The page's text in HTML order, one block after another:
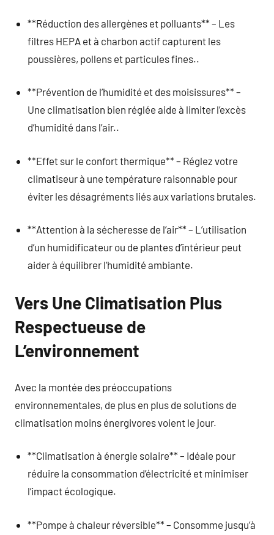
**Réduction des allergènes et polluants** – Les
filtres HEPA et à charbon actif capturent les
poussières, pollens et particules fines..
**Prévention de l’humidité et des moisissures** –
Une climatisation bien réglée aide à limiter l’excès
d’humidité dans l’air..
**Effet sur le confort thermique** – Réglez votre
climatiseur à une température raisonnable pour
éviter les désagréments liés aux variations brutales.
**Attention à la sécheresse de l’air** – L’utilisation
d’un humidificateur ou de plantes d’intérieur peut
aider à équilibrer l’humidité ambiante.
Vers Une Climatisation Plus
Respectueuse de
L’environnement
Avec la montée des préoccupations
environnementales, de plus en plus de solutions de
climatisation moins énergivores voient le jour.
**Climatisation à énergie solaire** – Idéale pour
réduire la consommation d’électricité et minimiser
l’impact écologique.
**Pompe à chaleur réversible** – Consomme jusqu’à